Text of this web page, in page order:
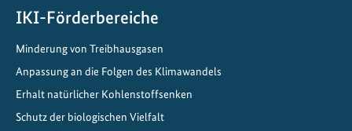
r
IKI-Förderbereiche
Minderung von Treibhausgasen
Anpassung an die Folgen des Klimawandels
Erhalt natürlicher Kohlenstoffsenken
Schutz der biologischen Vielfalt